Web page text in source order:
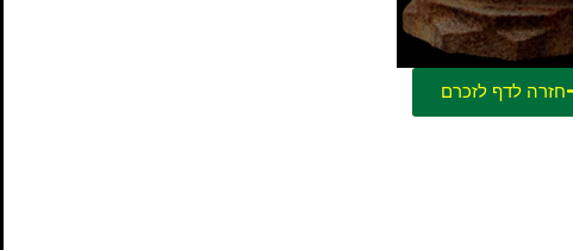
חזרה לדף לזכרם